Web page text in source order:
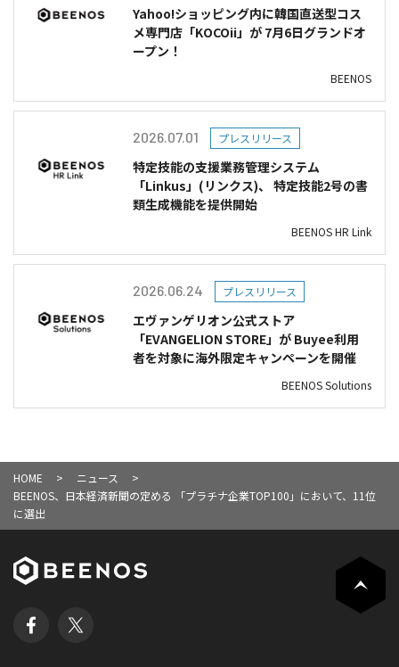
Yahoo!ショッピング内に韓国直送型コス
メ専門店「KOCOii」が 7月6日グランドオ
ープン！
BEENOS
2026.07.01 プレスリリース
特定技能の支援業務管理システム
「Linkus」(リンクス)、 特定技能2号の書
類生成機能を提供開始
BEENOS HR Link
2026.06.24 プレスリリース
エヴァンゲリオン公式ストア
「EVANGELION STORE」が Buyee利用
者を対象に海外限定キャンペーンを開催
BEENOS Solutions
HOME
ニュース
BEENOS、日本経済新聞の定める 「プラチナ企業TOP100」において、11位
に選出